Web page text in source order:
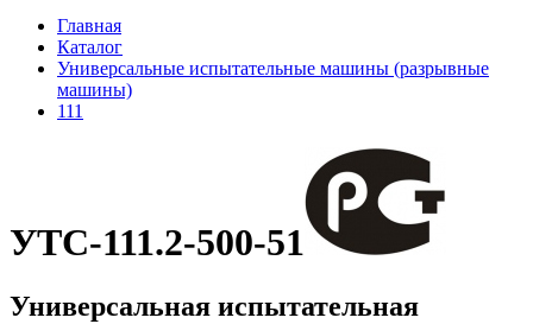
Главная
Каталог
Универсальные испытательные машины (разрывные
машины)
111
УТС-111.2-500-51
Универсальная испытательная